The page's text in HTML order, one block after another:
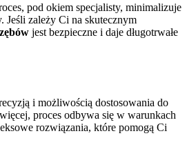
pod okiem specjalisty, minimalizuje
Jeśli zależy Ci na skutecznym
jest bezpieczne i daje długotrwałe
i możliwością dostosowania do
proces odbywa się w warunkach
rozwiązania, które pomogą Ci